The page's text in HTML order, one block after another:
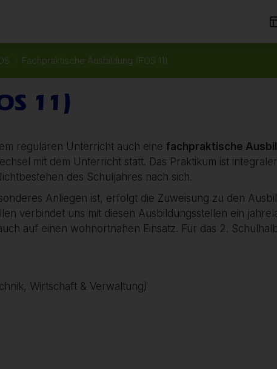
sich hier:
Fachpraktische Ausbildung (FOS 11)
11)
regulären Unterricht auch eine fachpraktische
mit dem Unterricht statt. Das Praktikum ist
des Schuljahres nach sich.
Anliegen ist, erfolgt die Zuweisung zu den
verbindet uns mit diesen Ausbildungsstellen ein
auf einen wohnortnahen Einsatz. Für das 2.
Wirtschaft & Verwaltung)